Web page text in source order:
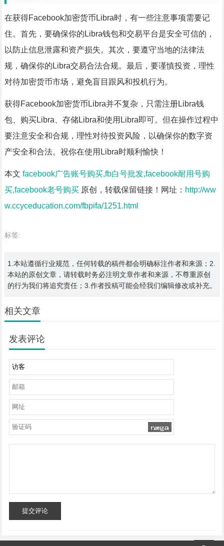
在获得Facebook加密货币Libra时，有一些注意事项需要记
住。首先，要确保你的Libra钱包和交易平台是安全可信的，
以防止信息泄露和资产损失。其次，要遵守当地的法律法
规，确保你的Libra交易合法合规。最后，要谨慎投资，理性
对待加密货币市场，避免盲目跟风和投机行为。
获得Facebook加密货币Libra并不复杂，只需注册Libra钱
包、购买Libra、存储Libra和使用Libra即可。但在操作过程中
要注意安全和合规，理性对待投资风险，以确保你的数字资
产安全和合法。祝你在使用Libra时顺利愉快！
本文 facebook广告账号购买,fb白号批发,facebook耐用号购
买,facebook老号购买原创，转载保留链接！网址： http://ww
w.ccyceducation.com/fbpifa/1251.html
标签:
1.本站遵循行业规范，任何转载的稿件都会明确标注作者和来源；2.
本站的原创文章，请转载时务必注明文章作者和来源，不尊重原创
的行为我们将追究责任；3.作者投稿可能会经我们编辑修改或补充。
相关文章
发表评论
提交评论